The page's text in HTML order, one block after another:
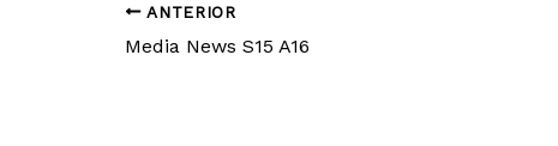
ANTERIOR
Media News S15 A16